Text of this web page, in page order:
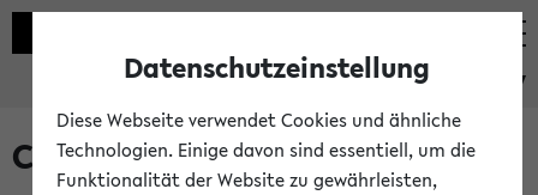
eKVV
Courses taught in English
Datenschutzeinstellung
Diese Webseite verwendet Cookies und ähnliche
Technologien. Einige davon sind essentiell, um die
Funktionalität der Website zu gewährleisten,